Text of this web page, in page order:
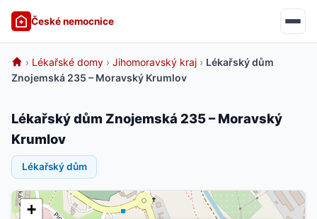
České nemocnice
› Lékařské domy › Jihomoravský kraj › Lékařský dům
Znojemská 235 – Moravský Krumlov
Lékařský dům Znojemská 235 – Moravský
Krumlov
Lékařský dům
+